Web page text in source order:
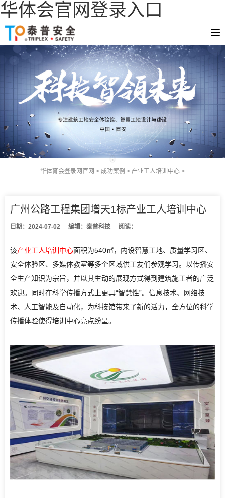
华体会官网登录入口
华体育会登录网官网 > 成功案例 > 产业工人培训中心 >
广州公路工程集团增天1标产业工人培训中心
日期：2024-07-02 编辑：泰普科技 阅读：
该产业工人培训中心面积为540㎡，内设智慧工地、质量学习区、
安全体验区、多媒体教室等多个区域供工友们参观学习。以传播安
全生产知识为宗旨，并以其生动的展现方式得到建筑施工者的广泛
欢迎。同时在科学传播方式上更具“智慧性”。信息技术、网络技
术、人工智能及自动化，为科技馆带来了新的活力，全方位的科学
传播体验使得培训中心亮点纷呈。